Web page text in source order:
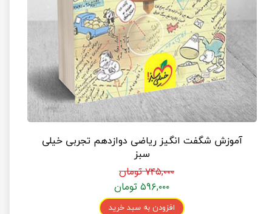
آموزش شگفت انگیز ریاضی دوازدهم تجربی خیلی
سبز
۷۴۵,۰۰۰ تومان
۵۹۶,۰۰۰ تومان
افزودن به سبد خرید